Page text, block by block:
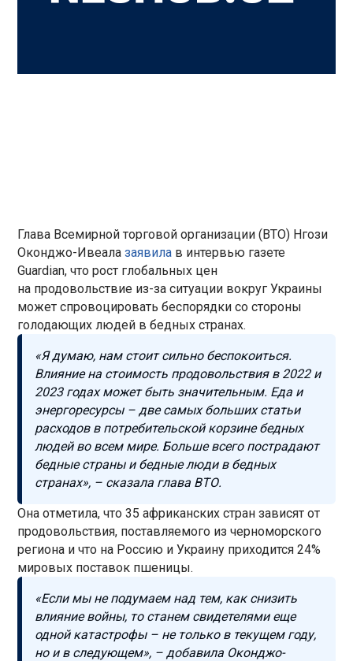
Глава Всемирной торговой организации (ВТО) Нгози
Оконджо-Ивеалазаявила в интервью газете
Guardian, что рост глобальных цен
на продовольствие из-за ситуации вокруг Украины
может спровоцировать беспорядки со стороны
голодающих людей в бедных странах.
«Я думаю, нам стоит сильно беспокоиться.
Влияние на стоимость продовольствия в 2022 и
2023 годах может быть значительным. Еда и
энергоресурсы – две самых больших статьи
расходов в потребительской корзине бедных
людей во всем мире. Больше всего пострадают
бедные страны и бедные люди в бедных
странах», – сказала глава ВТО.
Она отметила, что 35 африканских стран зависят от
продовольствия, поставляемого из черноморского
региона и что на Россию и Украину приходится 24%
мировых поставок пшеницы.
«Если мы не подумаем над тем, как снизить
влияние войны, то станем свидетелями еще
одной катастрофы – не только в текущем году,
но и в следующем», – добавила Оконджо-